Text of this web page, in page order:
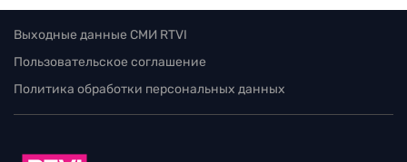
Выходные данные СМИ RTVI
Пользовательское соглашение
Политика обработки персональных данных